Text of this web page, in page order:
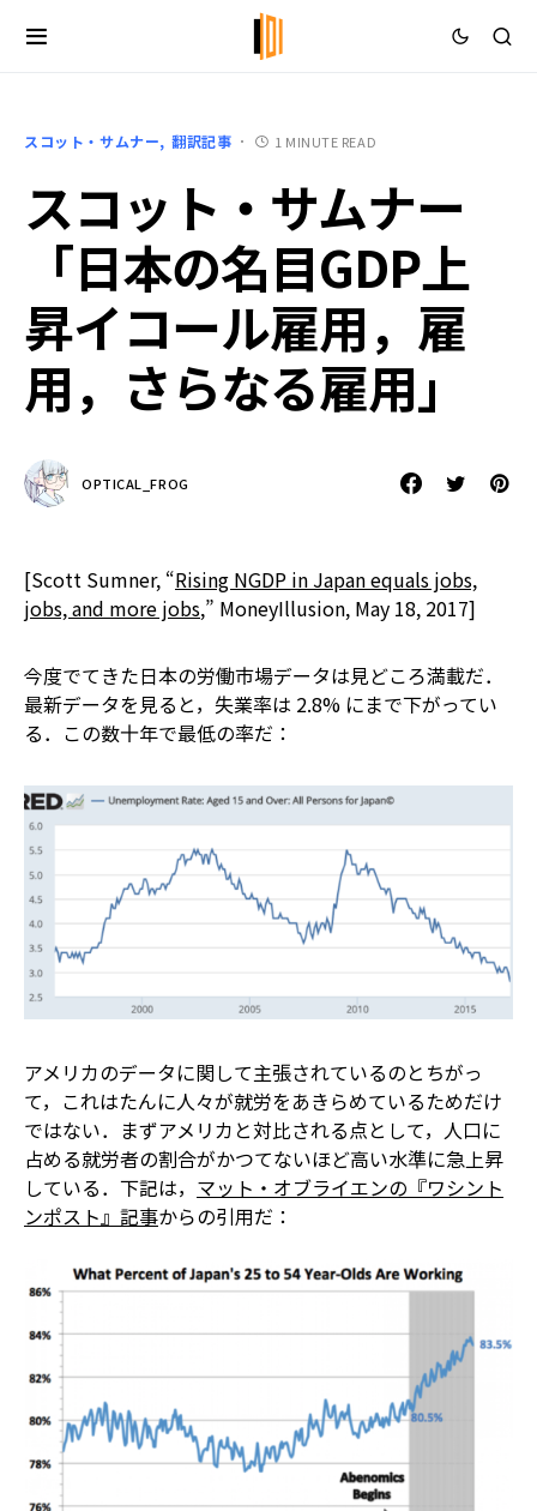
スコット・サムナー 翻訳記事 1 MINUTE READ
スコット・サムナー
「日本の名目GDP上
昇イコール雇用，雇
用，さらなる雇用」
OPTICAL_FROG
[Scott Sumner, “Rising NGDP in Japan equals jobs,
jobs, and more jobs,” MoneyIllusion, May 18, 2017]
今度でてきた日本の労働市場データは見どころ満載だ．
最新データを見ると，失業率は 2.8% にまで下がってい
る．この数十年で最低の率だ：
アメリカのデータに関して主張されているのとちがっ
て，これはたんに人々が就労をあきらめているためだけ
ではない．まずアメリカと対比される点として，人口に
占める就労者の割合がかつてないほど高い水準に急上昇
している．下記は， マット・オブライエンの『ワシント
ンポスト』記事からの引用だ：